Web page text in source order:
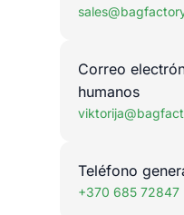
Correo
humanos
Teléfono
+370 685 72847